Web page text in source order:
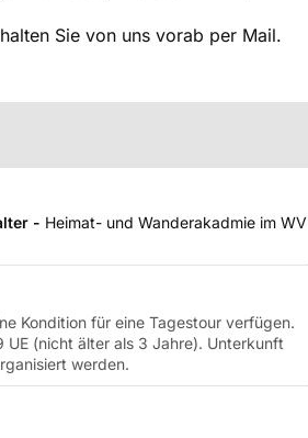
Sie von uns vorab per Mail.
- Heimat- und Wanderakadmie im WV
Kondition für eine Tagestour verfügen.
(nicht älter als 3 Jahre). Unterkunft
werden.